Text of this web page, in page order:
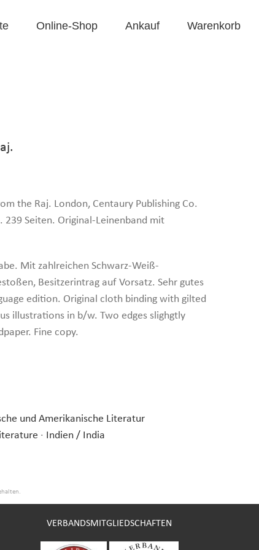
Online-Shop Ankauf Warenkorb
the Raj. London, Centaury Publishing Co.
239 Seiten. Original-Leinenband mit
Mit zahlreichen Schwarz-Weiß-
Besitzerintrag auf Vorsatz. Sehr gutes
edition. Original cloth binding with gilted
illustrations in b/w. Two edges slighgtly
Fine copy.
und Amerikanische Literatur
· Indien / India
VERBANDSMITGLIEDSCHAFTEN